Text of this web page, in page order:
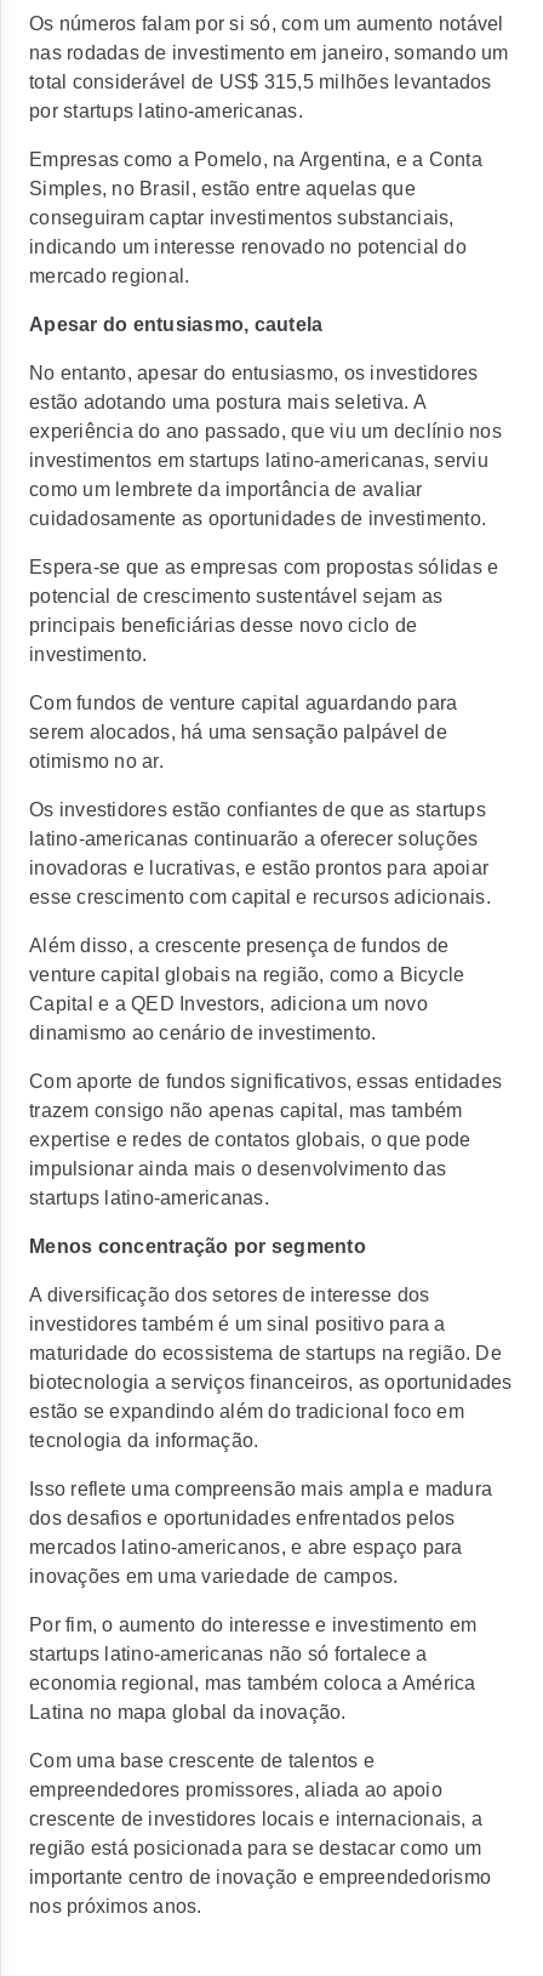
Os números falam por si só, com um aumento notável
nas rodadas de investimento em janeiro, somando um
total considerável de US$ 315,5 milhões levantados
por startups latino-americanas.
Empresas como a Pomelo, na Argentina, e a Conta
Simples, no Brasil, estão entre aquelas que
conseguiram captar investimentos substanciais,
indicando um interesse renovado no potencial do
mercado regional.
Apesar do entusiasmo, cautela
No entanto, apesar do entusiasmo, os investidores
estão adotando uma postura mais seletiva. A
experiência do ano passado, que viu um declínio nos
investimentos em startups latino-americanas, serviu
como um lembrete da importância de avaliar
cuidadosamente as oportunidades de investimento.
Espera-se que as empresas com propostas sólidas e
potencial de crescimento sustentável sejam as
principais beneficiárias desse novo ciclo de
investimento.
Com fundos de venture capital aguardando para
serem alocados, há uma sensação palpável de
otimismo no ar.
Os investidores estão confiantes de que as startups
latino-americanas continuarão a oferecer soluções
inovadoras e lucrativas, e estão prontos para apoiar
esse crescimento com capital e recursos adicionais.
Além disso, a crescente presença de fundos de
venture capital globais na região, como a Bicycle
Capital e a QED Investors, adiciona um novo
dinamismo ao cenário de investimento.
Com aporte de fundos significativos, essas entidades
trazem consigo não apenas capital, mas também
expertise e redes de contatos globais, o que pode
impulsionar ainda mais o desenvolvimento das
startups latino-americanas.
Menos concentração por segmento
A diversificação dos setores de interesse dos
investidores também é um sinal positivo para a
maturidade do ecossistema de startups na região. De
biotecnologia a serviços financeiros, as oportunidades
estão se expandindo além do tradicional foco em
tecnologia da informação.
Isso reflete uma compreensão mais ampla e madura
dos desafios e oportunidades enfrentados pelos
mercados latino-americanos, e abre espaço para
inovações em uma variedade de campos.
Por fim, o aumento do interesse e investimento em
startups latino-americanas não só fortalece a
economia regional, mas também coloca a América
Latina no mapa global da inovação.
Com uma base crescente de talentos e
empreendedores promissores, aliada ao apoio
crescente de investidores locais e internacionais, a
região está posicionada para se destacar como um
importante centro de inovação e empreendedorismo
nos próximos anos.